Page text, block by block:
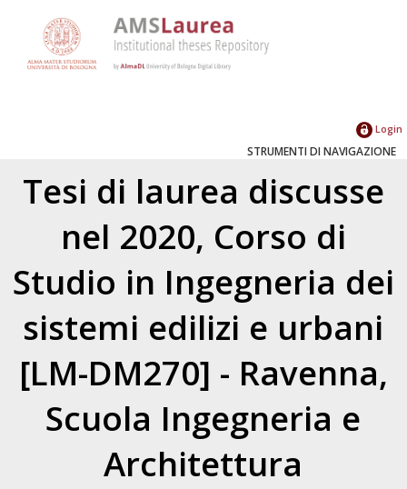
Login
STRUMENTI DI NAVIGAZIONE
Tesi di laurea discusse
nel 2020, Corso di
Studio in Ingegneria dei
sistemi edilizi e urbani
[LM-DM270] - Ravenna,
Scuola Ingegneria e
Architettura